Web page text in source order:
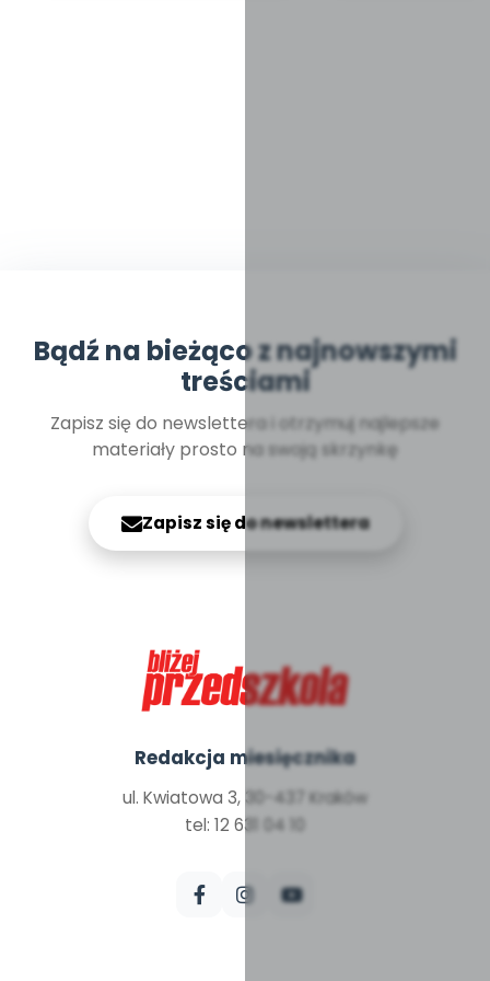
Bądź na bieżąco z najnowszymi
treściami
Zapisz się do newslettera i otrzymuj najlepsze
materiały prosto na swoją skrzynkę
Zapisz się do newslettera
Redakcja miesięcznika
ul. Kwiatowa 3, 30-437 Kraków
tel: 12 631 04 10